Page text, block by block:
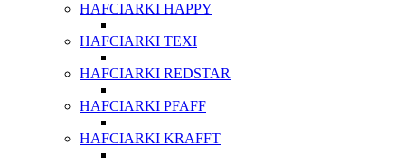
HAFCIARKI HAPPY
HAFCIARKI TEXI
HAFCIARKI REDSTAR
HAFCIARKI PFAFF
HAFCIARKI KRAFFT